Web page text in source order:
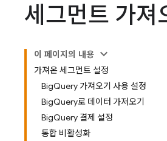
세그먼트 가져
이 페이지의 내용
가져온 세그먼트 설정
BigQuery 가져오기 사용 설정
BigQuery로 데이터 가져오기
BigQuery 결제 설정
통합 비활성화